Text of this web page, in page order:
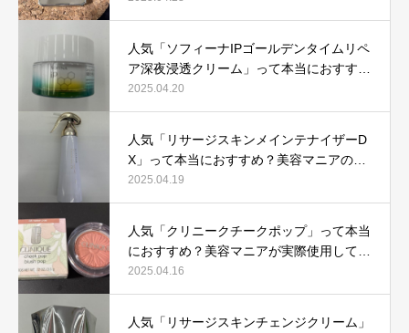
人気「ソフィーナIPゴールデンタイムリペ
ア深夜浸透クリーム」って本当におすす
め？美容マニアが実際使用して口コミを検
証！
2025.04.20
人気「リサージスキンメインテナイザーD
X」って本当におすすめ？美容マニアの私
が実際使用して、口コミを検証！
2025.04.19
人気「クリニークチークポップ」って本当
におすすめ？美容マニアが実際使用して口
コミを検証！
2025.04.16
人気「リサージスキンチェンジクリーム」